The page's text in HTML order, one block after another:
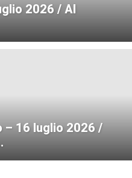
2026 / Al
– 16 luglio 2026 /